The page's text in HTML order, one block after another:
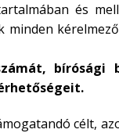
és
minden
bírósági
célt,